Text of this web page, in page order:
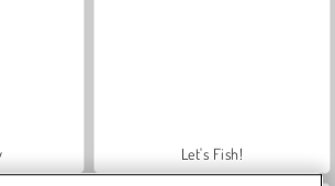
Let's Fish!